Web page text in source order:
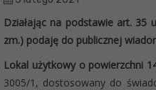
Działając na podstawie art.
zm.) podaję do publicznej
Lokal użytkowy o powierzchni
3005/1, dostosowany do